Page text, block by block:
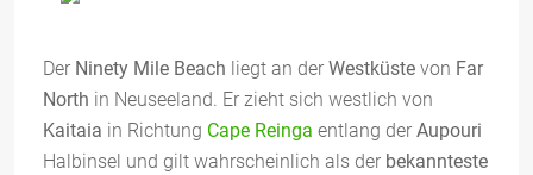
Der Ninety Mile Beach liegt an der Westküste von Far
North in Neuseeland. Er zieht sich westlich von
Kaitaia in Richtung Cape Reinga entlang der Aupouri
Halbinsel und gilt wahrscheinlich als der bekannteste